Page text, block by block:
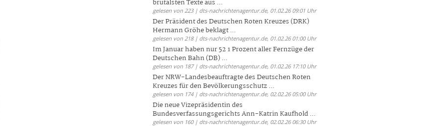
brutalsten Texte aus ...
gelesen von 223 | dts-nachrichtenagentur.de, 01.02.26 09:01 Uhr
Der Präsident des Deutschen Roten Kreuzes (DRK)
Hermann Gröhe beklagt ...
gelesen von 218 | dts-nachrichtenagentur.de, 01.02.26 01:00 Uhr
Im Januar haben nur 52 1 Prozent aller Fernzüge der
Deutschen Bahn (DB) ...
gelesen von 187 | dts-nachrichtenagentur.de, 01.02.26 17:10 Uhr
Der NRW-Landesbeauftragte des Deutschen Roten
Kreuzes für den Bevölkerungsschutz ...
gelesen von 174 | dts-nachrichtenagentur.de, 02.02.26 05:00 Uhr
Die neue Vizepräsidentin des
Bundesverfassungsgerichts Ann-Katrin Kaufhold ...
gelesen von 160 | dts-nachrichtenagentur.de, 02.02.26 06:30 Uhr